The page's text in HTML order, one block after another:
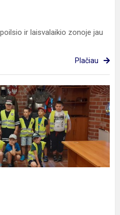
ir laisvalaikio zonoje jau
Plačiau